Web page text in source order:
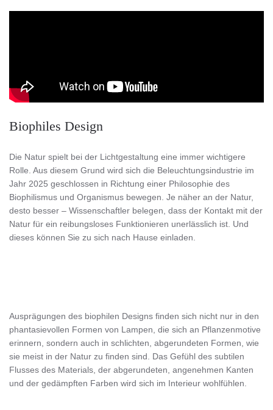
Biophiles Design
Die Natur spielt bei der Lichtgestaltung eine immer wichtigere
Rolle. Aus diesem Grund wird sich die Beleuchtungsindustrie im
Jahr 2025 geschlossen in Richtung einer Philosophie des
Biophilismus und Organismus bewegen. Je näher an der Natur,
desto besser – Wissenschaftler belegen, dass der Kontakt mit der
Natur für ein reibungsloses Funktionieren unerlässlich ist. Und
dieses können Sie zu sich nach Hause einladen.
Ausprägungen des biophilen Designs finden sich nicht nur in den
phantasievollen Formen von Lampen, die sich an Pflanzenmotive
erinnern, sondern auch in schlichten, abgerundeten Formen, wie
sie meist in der Natur zu finden sind. Das Gefühl des subtilen
Flusses des Materials, der abgerundeten, angenehmen Kanten
und der gedämpften Farben wird sich im Interieur wohlfühlen.